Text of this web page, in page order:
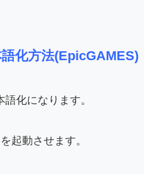
化方法(EpicGAMES)
化になります。
起動させます。